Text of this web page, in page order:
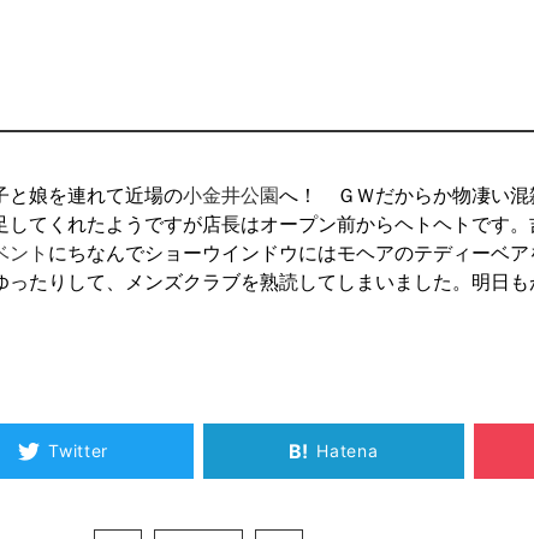
と娘を連れて近場の小金井公園へ！ ＧＷだからか物凄い混
てくれたようですが店長はオープン前からヘトヘトです
ント にちなんでショーウインドウにはモヘアのテディーベ
たりして、メンズクラブを熟読してしまいました。明日も
Twitter B! Hatena